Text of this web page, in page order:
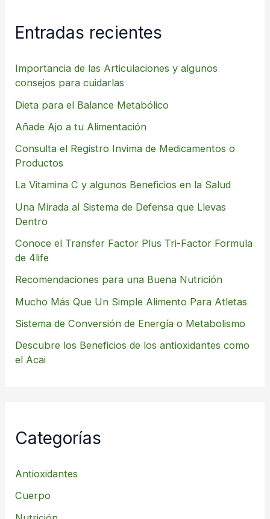
Entradas recientes
Importancia de las Articulaciones y algunos
consejos para cuidarlas
Dieta para el Balance Metabólico
Añade Ajo a tu Alimentación
Consulta el Registro Invima de Medicamentos o
Productos
La Vitamina C y algunos Beneficios en la Salud
Una Mirada al Sistema de Defensa que Llevas
Dentro
Conoce el Transfer Factor Plus Tri-Factor Formula
de 4life
Recomendaciones para una Buena Nutrición
Mucho Más Que Un Simple Alimento Para Atletas
Sistema de Conversión de Energía o Metabolismo
Descubre los Beneficios de los antioxidantes como
el Acai
Categorías
Antioxidantes
Cuerpo